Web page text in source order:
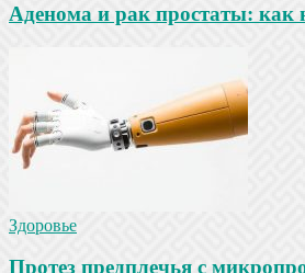
Аденома и рак простаты: как
Здоровье
Протез предплечья с